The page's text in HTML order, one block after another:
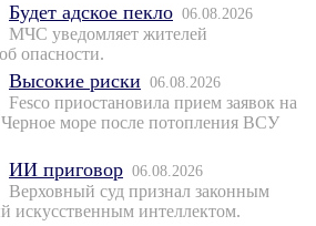
Будет адское пекло 06.08.2026
МЧС уведомляет жителей
опасности.
Высокие риски 06.08.2026
Fesco приостановила прием заявок на
Черное море после потопления ВСУ
ИИ приговор 06.08.2026
Верховный суд признал законным
искусственным интеллектом.